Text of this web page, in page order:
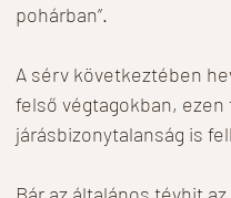
pohárban”.
A sérv következtében
felső végtagokban, ezen
járásbizonytalanság is
Bár az általános tévhit